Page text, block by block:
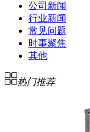
公司新闻
行业新闻
常见问题
时事聚焦
其他
热门推荐